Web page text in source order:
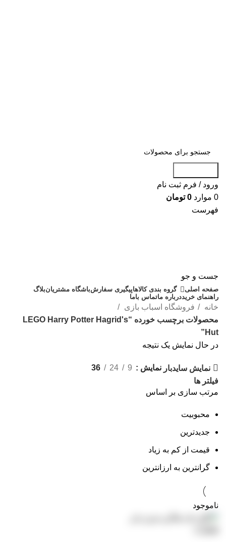
ورود / فرم ثبت نام
0 موارد 0 تومان
فهرست
جست و جو
صفحه اصلی گروه بندی کالاهاپیگیری سفارشباشگاه مشتریانبلاگ
راهنمای خریددرباره ماتماس باما
خانه
فروشگاه اسباب بازی
محصولات برچسب خورده “LEGO Harry Potter Hagrid's
Hut”
در حال نمایش یک نتیجه
نمایش سایدبار نمایش 9
24
36
فیلتر ها
مرتب سازی بر اساس
محبوبیت
جدیدترین
قیمت از کم به زیاد
گرانترین به ارزانترین
ناموجود